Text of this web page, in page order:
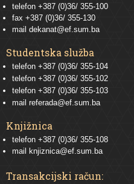
telefon +387 (0)36/ 355-100
fax +387 (0)36/ 355-130
mail dekanat@ef.sum.ba
Studentska služba
telefon +387 (0)36/ 355-104
telefon +387 (0)36/ 355-102
telefon +387 (0)36/ 355-103
mail referada@ef.sum.ba
Knjižnica
telefon +387 (0)36/ 355-108
mail
knjiznica@ef.sum.ba
Transakcijski račun: